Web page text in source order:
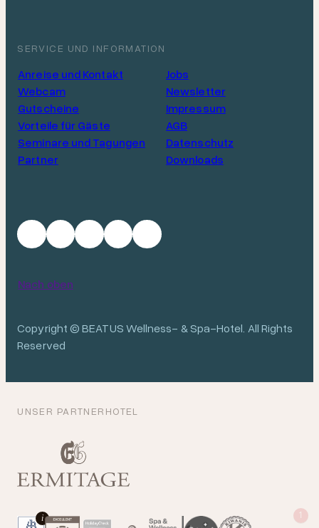
SERVICE UND INFORMATION
Anreise und Kontakt
Webcam
Gutscheine
Vorteile für Gäste
Seminare und Tagungen
Partner
Jobs
Newsletter
Impressum
AGB
Datenschutz
Downloads
Copyright © BEATUS Wellness- & Spa-Hotel. All Rights
Reserved
Nach oben
UNSER PARTNERHOTEL
i 1